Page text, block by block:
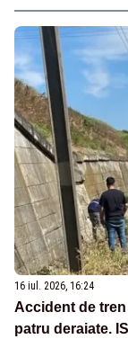
16 iul. 2026, 16:24
Accident de
patru deraiate.